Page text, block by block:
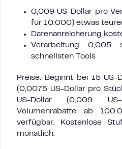
0,009 US-Dollar pro
für 10.000) etwas
Datenanreicherung
Verarbeitung
schnellsten Tools
Preise: Beginnt bei 15
(0,0075 US-Dollar pro
US-Dollar (0,009
Volumenrabatte ab
verfügbar. Kostenlose
monatlich.